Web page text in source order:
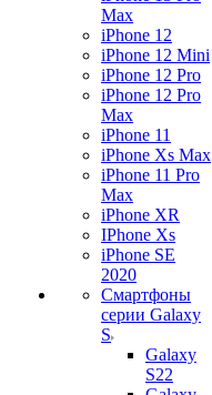
Max
iPhone 12
iPhone 12 Mini
iPhone 12 Pro
iPhone 12 Pro
Max
iPhone 11
iPhone Xs Max
iPhone 11 Pro
Max
iPhone XR
IPhone Xs
iPhone SE
2020
Смартфоны
серии Galaxy
S
Galaxy
S22